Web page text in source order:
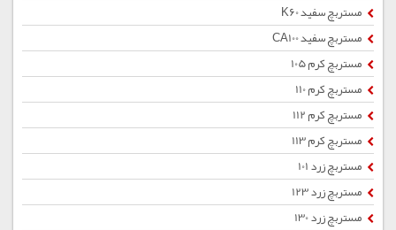
مستربچ سفید K60
مستربچ سفید CA100
مستربچ کرم 105
مستربچ کرم 110
مستربچ کرم 112
مستربچ کرم 113
مستربچ زرد 101
مستربچ زرد 123
مستربچ زرد 130